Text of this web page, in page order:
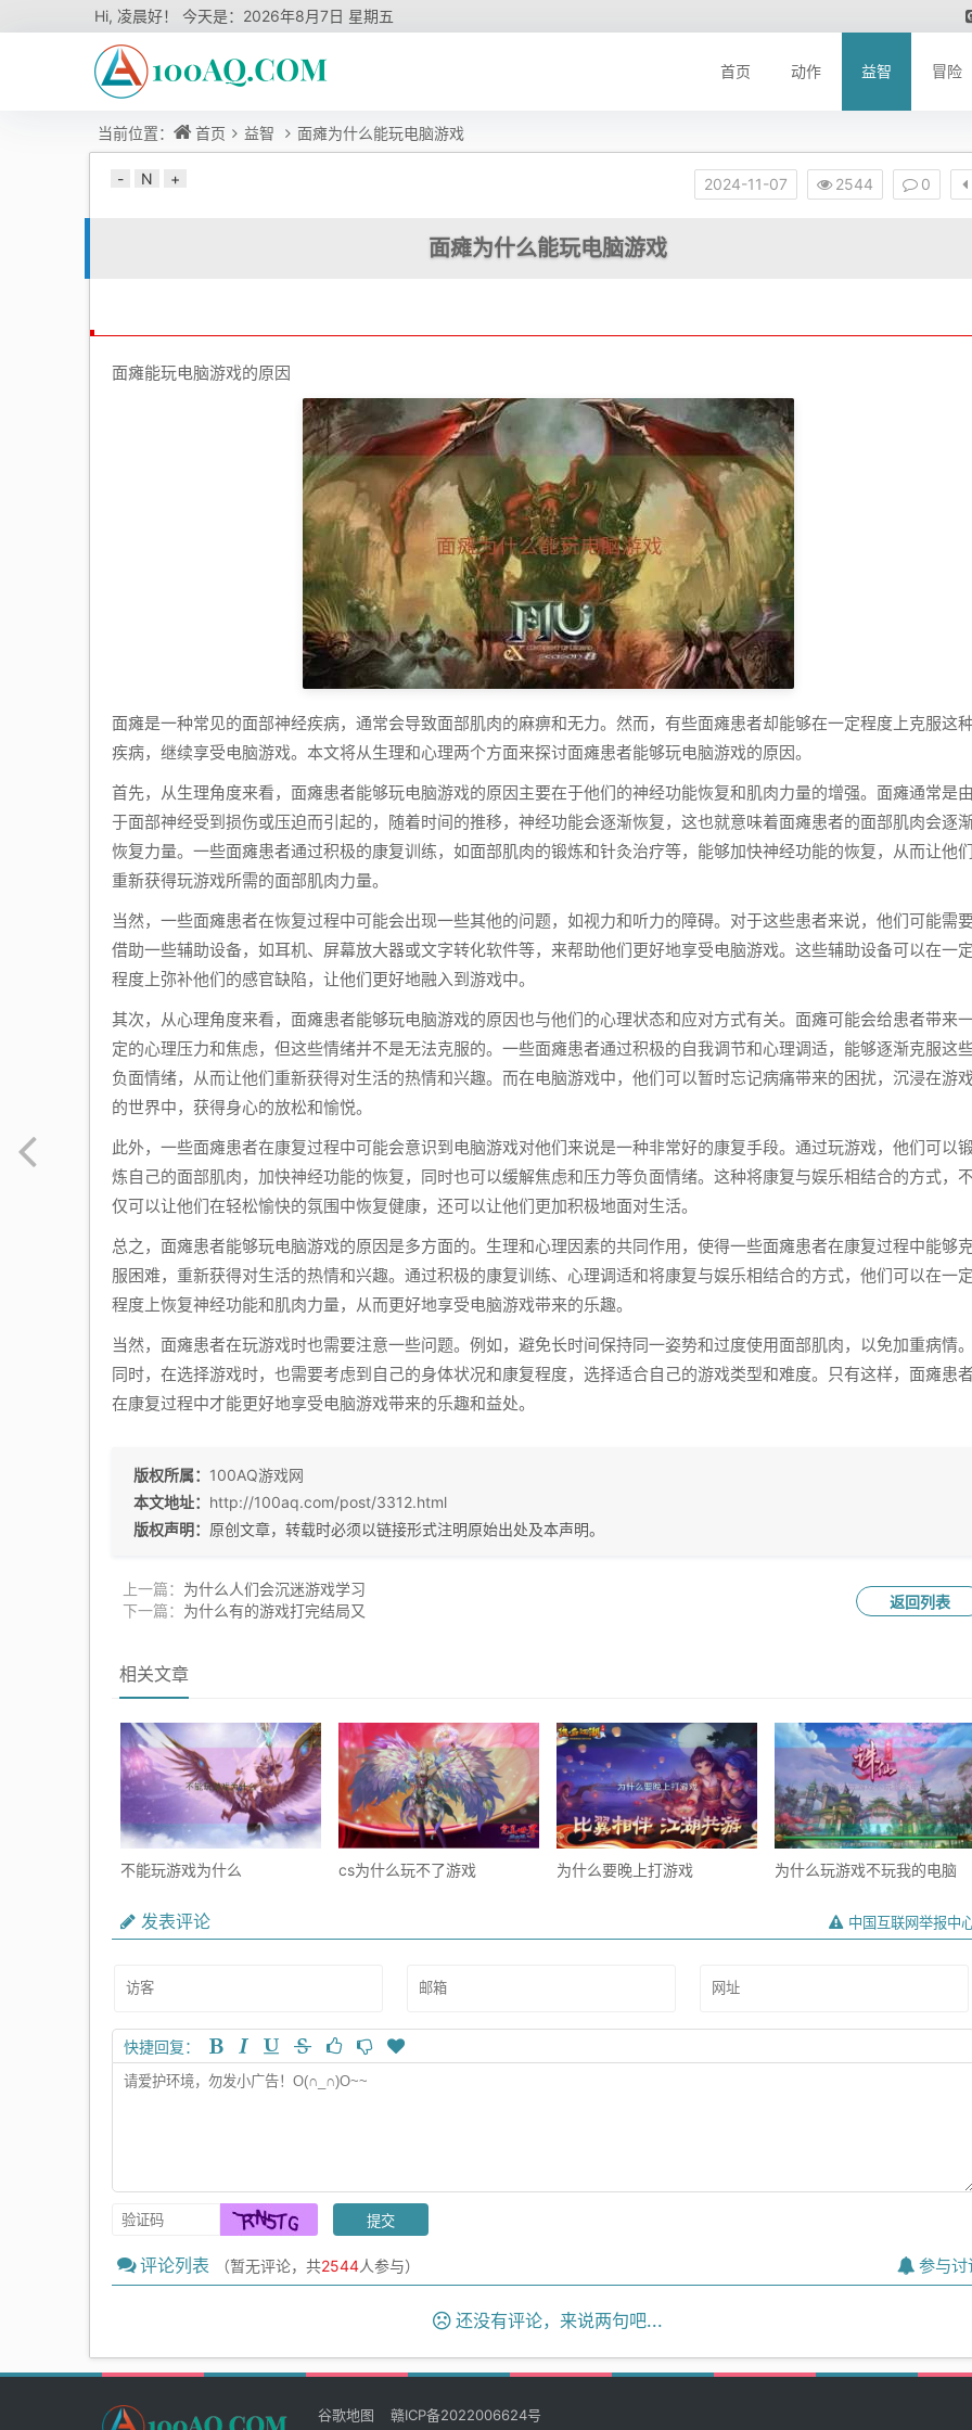
Hi, 凌晨好！ 今天是： 2026年8月7日 星期五
首页 动作 益智 冒险
当前位置： 首页 益智 面瘫为什么能玩电脑游戏
2024-11-07 2544 0
- N +
面瘫为什么能玩电脑游戏
面瘫能玩电脑游戏的原因
面瘫是一种常见的面部神经疾病，通常会导致面部肌肉的麻痹和无力。然而，有些面瘫患者却能够在一定程度上克服这
疾病，继续享受电脑游戏。本文将从生理和心理两个方面来探讨面瘫患者能够玩电脑游戏的原因。
首先，从生理角度来看，面瘫患者能够玩电脑游戏的原因主要在于他们的神经功能恢复和肌肉力量的增强。面瘫通常是
于面部神经受到损伤或压迫而引起的，随着时间的推移，神经功能会逐渐恢复，这也就意味着面瘫患者的面部肌肉会逐
恢复力量。一些面瘫患者通过积极的康复训练，如面部肌肉的锻炼和针灸治疗等，能够加快神经功能的恢复，从而让他
重新获得玩游戏所需的面部肌肉力量。
当然，一些面瘫患者在恢复过程中可能会出现一些其他的问题，如视力和听力的障碍。对于这些患者来说，他们可能需
借助一些辅助设备，如耳机、屏幕放大器或文字转化软件等，来帮助他们更好地享受电脑游戏。这些辅助设备可以在一
程度上弥补他们的感官缺陷，让他们更好地融入到游戏中。
其次，从心理角度来看，面瘫患者能够玩电脑游戏的原因也与他们的心理状态和应对方式有关。面瘫可能会给患者带来
定的心理压力和焦虑，但这些情绪并不是无法克服的。一些面瘫患者通过积极的自我调节和心理调适，能够逐渐克服这
负面情绪，从而让他们重新获得对生活的热情和兴趣。而在电脑游戏中，他们可以暂时忘记病痛带来的困扰，沉浸在游
的世界中，获得身心的放松和愉悦。
此外，一些面瘫患者在康复过程中可能会意识到电脑游戏对他们来说是一种非常好的康复手段。通过玩游戏，他们可以
炼自己的面部肌肉，加快神经功能的恢复，同时也可以缓解焦虑和压力等负面情绪。这种将康复与娱乐相结合的方式，
仅可以让他们在轻松愉快的氛围中恢复健康，还可以让他们更加积极地面对生活。
总之，面瘫患者能够玩电脑游戏的原因是多方面的。生理和心理因素的共同作用，使得一些面瘫患者在康复过程中能够
服困难，重新获得对生活的热情和兴趣。通过积极的康复训练、心理调适和将康复与娱乐相结合的方式，他们可以在一
程度上恢复神经功能和肌肉力量，从而更好地享受电脑游戏带来的乐趣。
当然，面瘫患者在玩游戏时也需要注意一些问题。例如，避免长时间保持同一姿势和过度使用面部肌肉，以免加重病情
同时，在选择游戏时，也需要考虑到自己的身体状况和康复程度，选择适合自己的游戏类型和难度。只有这样，面瘫患
在康复过程中才能更好地享受电脑游戏带来的乐趣和益处。
版权所属： 100AQ游戏网
本文地址： http://100aq.com/post/3312.html
版权声明： 原创文章，转载时必须以链接形式注明原始出处及本声明。
返回列表
上一篇： 为什么人们会沉迷游戏学习
下一篇： 为什么有的游戏打完结局又
相关文章
不能玩游戏为什么 cs为什么玩不了游戏 为什么要晚上打游戏 为什么玩游戏不玩我的电脑
发表评论 中国互联网举报中
快捷回复：
评论列表 （暂无评论，共2544人参与） 参与讨
还没有评论，来说两句吧...
谷歌地图 赣ICP备2022006624号